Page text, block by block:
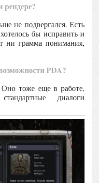
не подвергался. Есть
бы исправить и
ни грамма понимания,
PDA?
тоже еще в работе,
диалоги